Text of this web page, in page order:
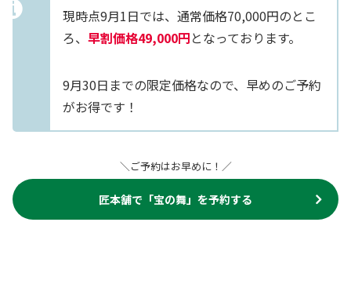
現時点9月1日では、通常価格70,000円のとこ
ろ、 早割価格49,000円となっております。
9月30日までの限定価格なので、早めのご予約
がお得です！
＼ご予約はお早めに！／
匠本舗で「宝の舞」を予約する